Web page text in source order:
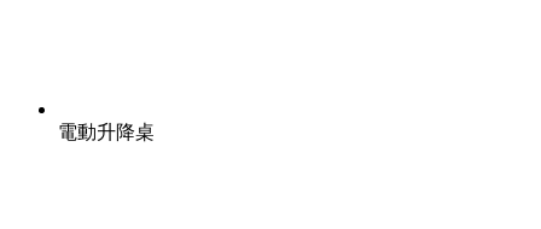
電動升降桌